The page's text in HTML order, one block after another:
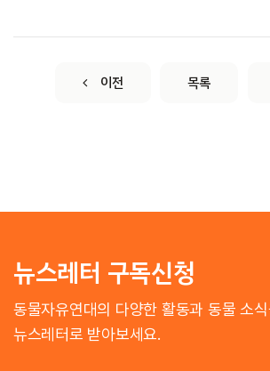
이전 목록
뉴스레터 구독신청
동물자유연대의 다양한 활동과 동물 소
뉴스레터로 받아보세요.